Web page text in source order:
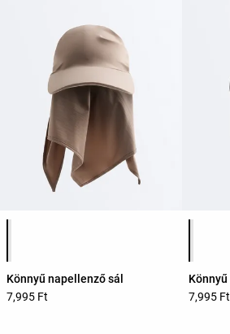
Termékszínek listája
Könnyű napellenző sál
7,995 Ft
Könnyű
7,995 Ft